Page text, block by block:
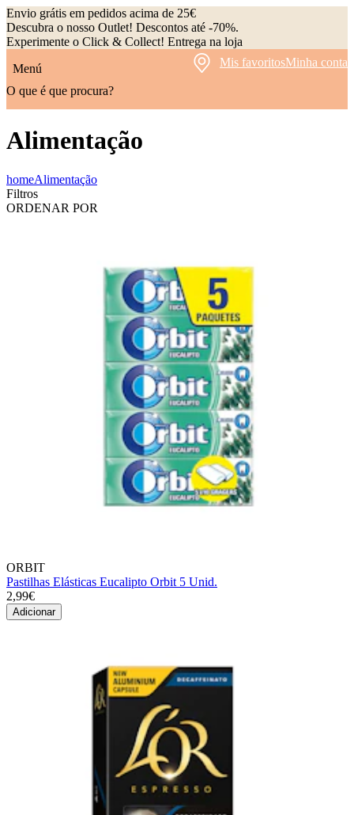
Envio grátis em pedidos acima de 25€
Descubra o nosso Outlet! Descontos até -70%.
Experimente o Click & Collect! Entrega na loja
Menú
Mis favoritosMinha conta
O que é que procura?
Alimentação
homeAlimentação
Filtros
ORDENAR POR
ORBIT
Pastilhas Elásticas Eucalipto Orbit 5 Unid.
2,99€
Adicionar